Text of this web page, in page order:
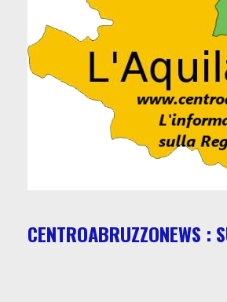
CENTROABRUZZONEWS :